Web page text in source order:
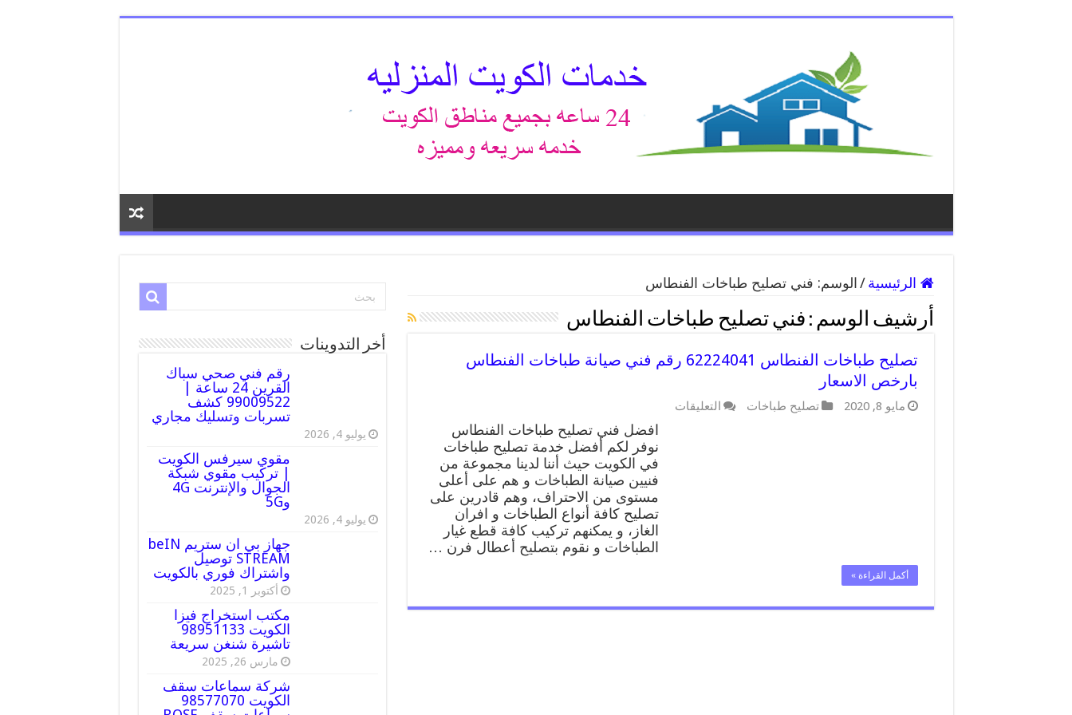
الرئيسية / الوسم: فني تصليح طباخات الفنطاس
أرشيف الوسم : فني تصليح طباخات الفنطاس
تصليح طباخات الفنطاس 62224041 رقم فني صيانة طباخات الفنطاس
بارخص الاسعار
مايو 8, 2020 تصليح طباخات التعليقات
افضل فني تصليح طباخات الفنطاس
نوفر لكم أفضل خدمة تصليح طباخات
في الكويت حيث أننا لدينا مجموعة من
فنيين صيانة الطباخات و هم على أعلى
مستوى من الاحتراف، وهم قادرين على
تصليح كافة أنواع الطباخات و افران
الغاز، و يمكنهم تركيب كافة قطع غيار
الطباخات و نقوم بتصليح أعطال فرن …
أكمل القراءة »
أخر التدوينات
رقم فني صحي سباك
القرين 24 ساعة |
99009522 كشف
تسربات وتسليك مجاري
يوليو 4, 2026
مقوي سيرفس الكويت
| تركيب مقوي شبكة
الجوال والإنترنت 4G
و5G
يوليو 4, 2026
جهاز بي ان ستريم beIN
STREAM توصيل
واشتراك فوري بالكويت
أكتوبر 1, 2025
مكتب استخراج فيزا
الكويت 98951133
تاشيرة شنغن سريعة
مارس 26, 2025
شركة سماعات سقف
الكويت 98577070